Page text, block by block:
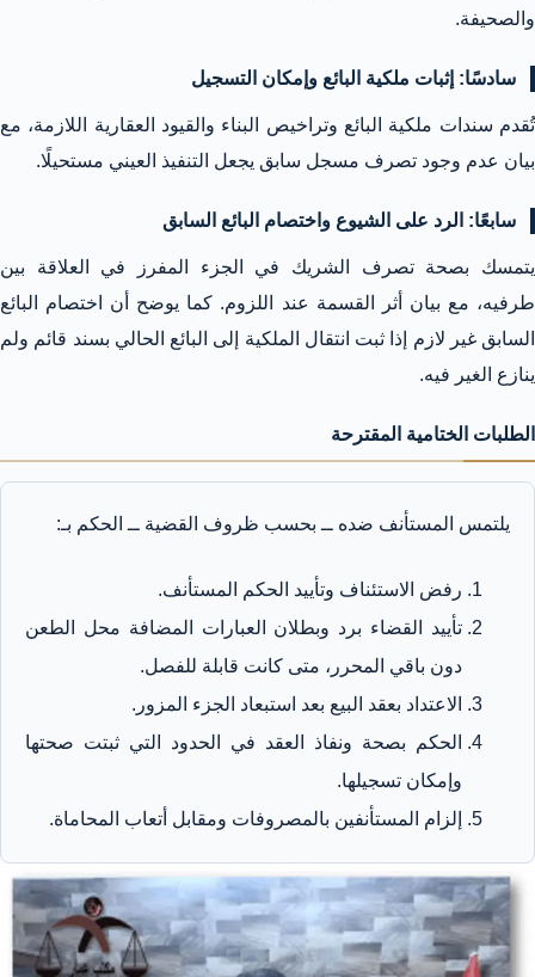
والصحيفة.
سادسًا: إثبات ملكية البائع وإمكان التسجيل
تُقدم سندات ملكية البائع وتراخيص البناء والقيود العقارية اللازمة، مع
بيان عدم وجود تصرف مسجل سابق يجعل التنفيذ العيني مستحيلًا.
سابعًا: الرد على الشيوع واختصام البائع السابق
يتمسك بصحة تصرف الشريك في الجزء المفرز في العلاقة بين
طرفيه، مع بيان أثر القسمة عند اللزوم. كما يوضح أن اختصام البائع
السابق غير لازم إذا ثبت انتقال الملكية إلى البائع الحالي بسند قائم ولم
ينازع الغير فيه.
الطلبات الختامية المقترحة
يلتمس المستأنف ضده ــ بحسب ظروف القضية ــ الحكم بـ:
رفض الاستئناف وتأييد الحكم المستأنف.
تأييد القضاء برد وبطلان العبارات المضافة محل الطعن
دون باقي المحرر، متى كانت قابلة للفصل.
الاعتداد بعقد البيع بعد استبعاد الجزء المزور.
الحكم بصحة ونفاذ العقد في الحدود التي ثبتت صحتها
وإمكان تسجيلها.
إلزام المستأنفين بالمصروفات ومقابل أتعاب المحاماة.